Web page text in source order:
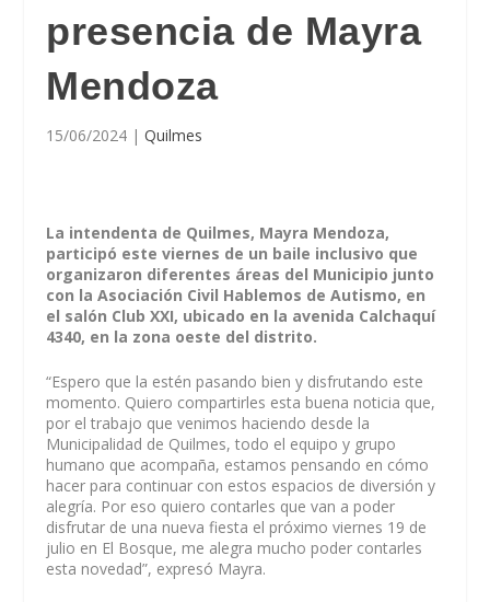
presencia de Mayra
Mendoza
15/06/2024 |Quilmes
La intendenta de Quilmes, Mayra Mendoza,
participó este viernes de un baile inclusivo que
organizaron diferentes áreas del Municipio junto
con la Asociación Civil Hablemos de Autismo, en
el salón Club XXI, ubicado en la avenida Calchaquí
4340, en la zona oeste del distrito.
“Espero que la estén pasando bien y disfrutando este
momento. Quiero compartirles esta buena noticia que,
por el trabajo que venimos haciendo desde la
Municipalidad de Quilmes, todo el equipo y grupo
humano que acompaña, estamos pensando en cómo
hacer para continuar con estos espacios de diversión y
alegría. Por eso quiero contarles que van a poder
disfrutar de una nueva fiesta el próximo viernes 19 de
julio en El Bosque, me alegra mucho poder contarles
esta novedad”, expresó Mayra.